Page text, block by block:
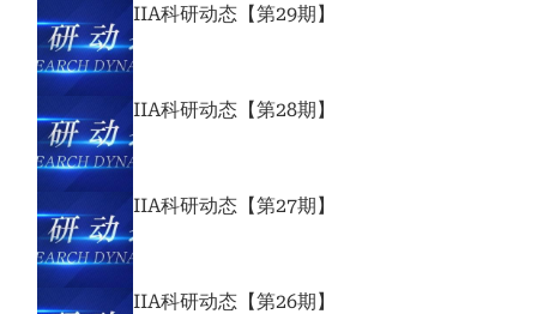
IIA科研动态【第29期】
IIA科研动态【第28期】
IIA科研动态【第27期】
IIA科研动态【第26期】